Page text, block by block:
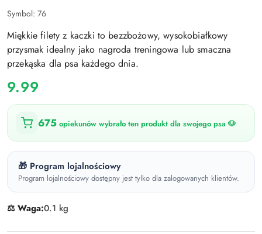
Symbol: 76
Miękkie filety z kaczki to bezzbożowy, wysokobiałkowy
przysmak idealny jako nagroda treningowa lub smaczna
przekąska dla psa każdego dnia.
cena:
9.99
675 opiekunów wybrało ten produkt dla swojego psa 🐶
🎁 Program lojalnościowy
Program lojalnościowy dostępny jest tylko dla zalogowanych klientów.
⚖️ Waga:0.1 kg